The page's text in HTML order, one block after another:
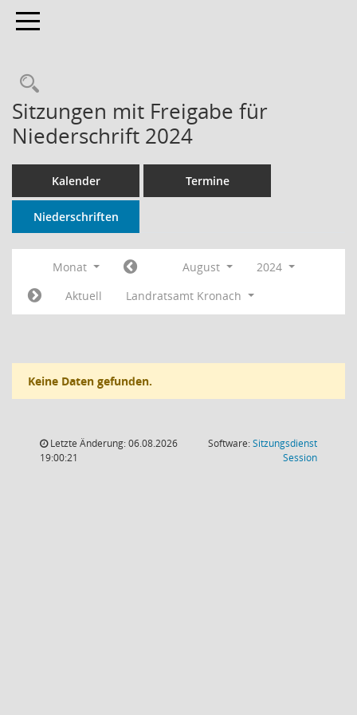
Toggle navigation
Rechercheauswahl
Sitzungen mit Freigabe für
Niederschrift 2024
Kalender Termine
Niederschriften
Monat August
2024
Aktuell
Landratsamt Kronach
Keine Daten gefunden.
Letzte Änderung: 06.08.2026
19:00:21
Software:Sitzungsdienst
Session(Wird in